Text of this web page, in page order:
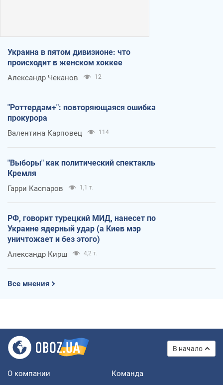
Украина в пятом дивизионе: что
происходит в женском хоккее
Александр Чеканов 12
"Роттердам+": повторяющаяся ошибка
прокурора
Валентина Карповец 114
"Выборы" как политический спектакль
Кремля
Гарри Каспаров 1,1 т.
РФ, говорит турецкий МИД, нанесет по
Украине ядерный удар (а Киев мэр
уничтожает и без этого)
Александр Кирш 4,2 т.
Все мнения
В начало
О компании Команда